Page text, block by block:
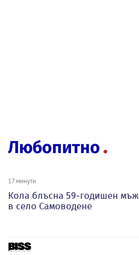
Любопитно
17 минути
Кола блъсна 59-годишен мъж
в село Самоводене